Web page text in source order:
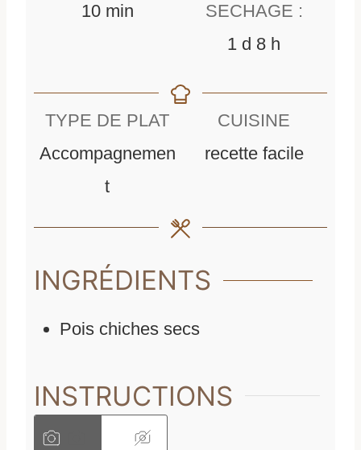
10mmin
SECHAGE :
1 dd 8h
r
h
TYPE DE PLAT
Accompagnemen
t
CUISINE
recette facile
INGRÉDIENTS
Pois chiches secs
INSTRUCTIONS